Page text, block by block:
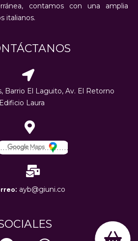
contamos con una amplia
italianos.
Barrio El Laguito, Av. El Retorno
Laura
ayb@giuni.co